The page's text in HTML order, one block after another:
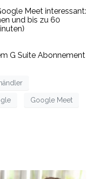
Meet interessant:
und bis zu 60
G Suite Abonnement
Google Meet